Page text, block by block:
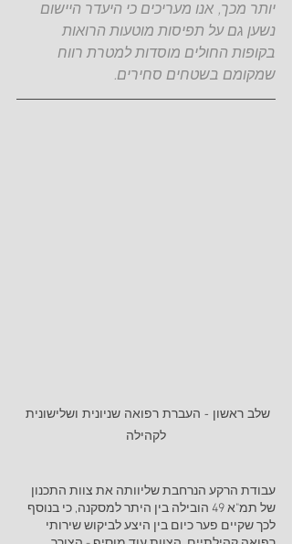
יותר מכך, אנו מעריכים כי היעדר היישום
נשען גם על תפיסות מוטעות הרואות
בקופות החולים מוסדות למטרת רווח
שמקומם בשטחים סחירים.
שלב ראשון - העברת רפואה שניונית ושלישונית
לקהילה
עבודת הרקע הנרחבת שליוותה את צוות התכנון
של תמ"א 49 הובילה בין היתר למסקנה, כי בנוסף
לכך שקיים פער כיום בין היצע לביקוש שירותי